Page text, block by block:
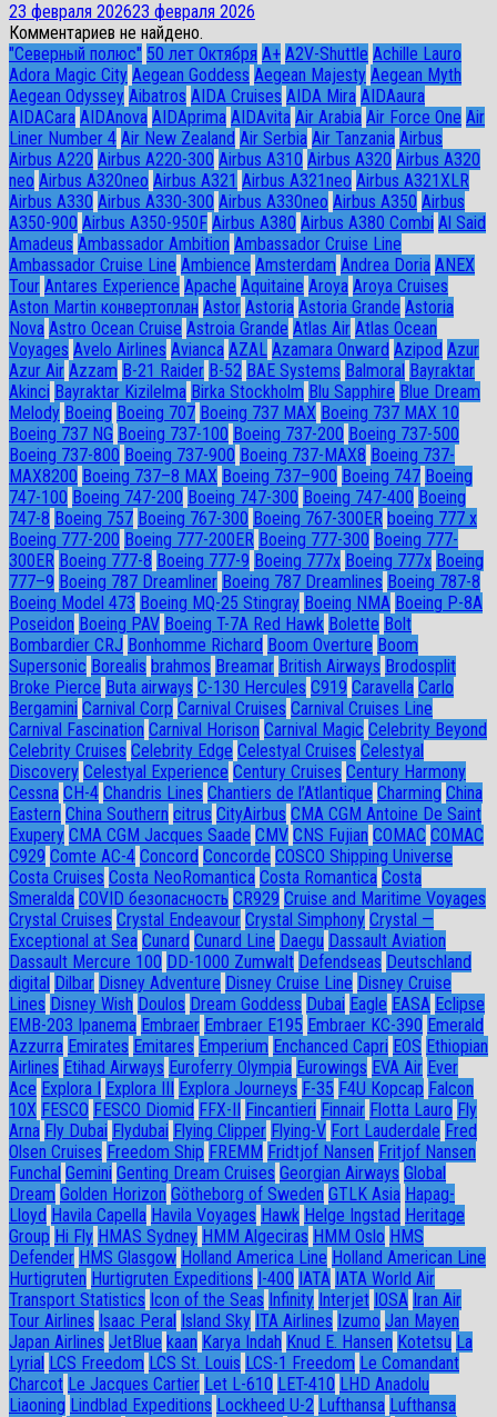
23 февраля 202623 февраля 2026
Комментариев не найдено.
"Северный полюс" 50 лет Октября A+ A2V-Shuttle Achille Lauro
Adora Magic City Aegean Goddess Aegean Majesty Aegean Myth
Aegean Odyssey Aibatros AIDA Cruises AIDA Mira AIDAaura
AIDACara AIDAnova AIDAprima AIDAvita Air Arabia Air Force One Air
Liner Number 4 Air New Zealand Air Serbia Air Tanzania Airbus
Airbus A220 Airbus A220-300 Airbus A310 Airbus A320 Airbus A320
neo Airbus A320neo Airbus A321 Airbus A321neo Airbus A321XLR
Airbus A330 Airbus A330-300 Airbus A330neo Airbus A350 Airbus
A350-900 Airbus A350-950F Airbus A380 Airbus A380 Combi Al Said
Amadeus Ambassador Ambition Ambassador Cruise Line
Ambassador Сruise Line Ambience Amsterdam Andrea Doria ANEX
Tour Antares Experience Apache Aquitaine Aroya Aroya Cruises
Aston Martin конвертоплан Astor Astoria Astoria Grande Astoria
Nova Astro Ocean Cruise Astroia Grande Atlas Air Atlas Ocean
Voyages Avelo Airlines Avianca AZAL Azamara Onward Azipod Azur
Azur Air Azzam B-21 Raider B-52 BAE Systems Balmoral Bayraktar
Akinci Bayraktar Kizilelma Birka Stockholm Blu Sapphire Blue Dream
Melody Boeing Boeing 707 Boeing 737 MAX Boeing 737 MAX 10
Boeing 737 NG Boeing 737-100 Boeing 737-200 Boeing 737-500
Boeing 737-800 Boeing 737-900 Boeing 737-MAX8 Boeing 737-
MAX8200 Boeing 737–8 MAX Boeing 737–900 Boeing 747 Boeing
747-100 Boeing 747-200 Boeing 747-300 Boeing 747-400 Boeing
747-8 Boeing 757 Boeing 767-300 Boeing 767-300ER boeing 777 x
Boeing 777-200 Boeing 777-200ER Boeing 777-300 Boeing 777-
300ER Boeing 777-8 Boeing 777-9 Boeing 777x Boeing 777х Boeing
777–9 Boeing 787 Dreamliner Boeing 787 Dreamlines Boeing 787-8
Boeing Model 473 Boeing MQ-25 Stingray Boeing NMA Boeing P-8A
Poseidon Boeing PAV Boeing T-7A Red Hawk Bolette Bolt
Bombardier CRJ Bonhomme Richard Boom Overture Boom
Supersonic Borealis brahmos Breamar British Airways Brodosplit
Broke Pierce Buta airways C-130 Hercules C919 Caravella Carlo
Bergamini Carnival Corp Carnival Cruises Carnival Cruises Line
Carnival Fascination Carnival Horison Carnival Magic Celebrity Beyond
Celebrity Cruises Celebrity Edge Celestyal Cruises Celestyal
Discovery Celestyal Experience Century Cruises Century Harmony
Cessna CH-4 Chandris Lines Chantiers de l’Atlantique Charming China
Eastern China Southern citrus CityAirbus CMA CGM Antoine De Saint
Exupery CMA CGM Jacques Saade CMV CNS Fujian COMAC COMAC
C929 Comte AC-4 Concord Concorde COSCO Shipping Universe
Costa Cruises Costa NeoRomantica Costa Romantica Costa
Smeralda COVID безопасность CR929 Cruise and Maritime Voyages
Crystal Cruises Crystal Endeavour Crystal Simphony Crystal —
Exceptional at Sea Cunard Cunard Line Daegu Dassault Aviation
Dassault Mercure 100 DD-1000 Zumwalt Defendseas Deutschland
digital Dilbar Disney Adventure Disney Cruise Line Disney Cruise
Lines Disney Wish Doulos Dream Goddess Dubai Eagle EASA Eclipse
EMB-203 Ipanema Embraer Embraer E195 Embraer KC-390 Emerald
Azzurra Emirates Emitares Emperium Enchanced Capri EOS Ethiopian
Airlines Etihad Airways Euroferry Olympia Eurowings EVA Air Ever
Ace Explora I Explora III Explora Journeys F-35 F4U Корсар Falcon
10X FESCO FESCO Diomid FFX-II Fincantieri Finnair Flotta Lauro Fly
Arna Fly Dubai Flydubai Flying Clipper Flying-V Fort Lauderdale Fred
Olsen Cruises Freedom Ship FREMM Fridtjof Nansen Fritjof Nansen
Funchal Gemini Genting Dream Cruises Georgian Airways Global
Dream Golden Horizon Götheborg of Sweden GTLK Asia Hapag-
Lloyd Havila Capella Havila Voyages Hawk Helge Ingstad Heritage
Group Hi Fly HMAS Sydney HMM Algeciras HMM Oslo HMS
Defender HMS Glasgow Holland America Line Holland American Line
Hurtigruten Hurtigruten Expeditions I-400 IATA IATA World Air
Transport Statistics Icon of the Seas Infinity Interjet IOSA Iran Air
Tour Airlines Isaac Peral Island Sky ITA Airlines Izumo Jan Mayen
Japan Airlines JetBlue kaan Karya Indah Knud E. Hansen Kotetsu La
Lyrial LCS Freedom LCS St. Louis LCS-1 Freedom Le Comandant
Charcot Le Jacques Cartier Let L-610 LET-410 LHD Anadolu
Liaoning Lindblad Expeditions Lockheed U-2 Lufthansa Lufthansa